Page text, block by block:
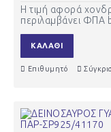
Η τιμή αφορά
περιλαμβάνει ΦΠΑ
ΚΑΛΆΘΙ
Επιθυμητό